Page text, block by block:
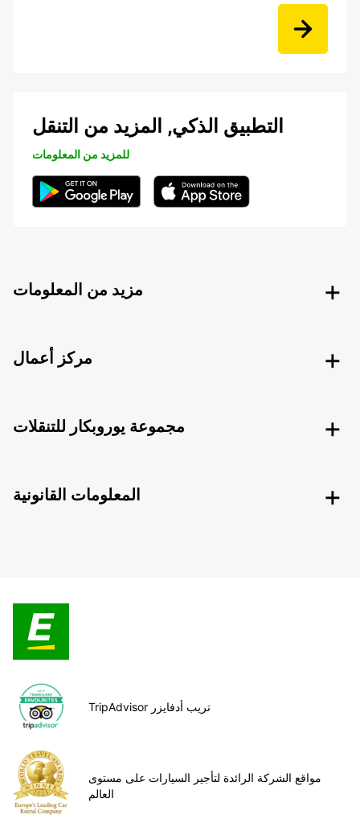
التطبيق الذكي, المزيد من التنقل
للمزيد من المعلومات
مزيد من المعلومات
مركز أعمال
مجموعة يوروبكار للتنقلات
المعلومات القانونية
TripAdvisor تريب أدفايزر
مواقع الشركة الرائدة لتأجير السيارات على مستوى
العالم